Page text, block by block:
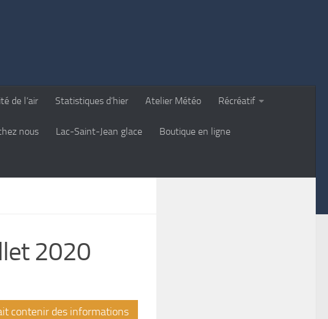
de l’air Statistiques d’hier Atelier Météo Récréatif
nous Lac-Saint-Jean glace Boutique en ligne
2020
contenir des informations